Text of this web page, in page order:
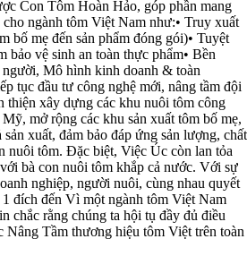
Con Tôm Hoàn Hảo, góp phần mang
ngành tôm Việt Nam như:• Truy xuất
bố mẹ đến sản phẩm đóng gói)• Tuyệt
vệ sinh an toàn thực phẩm• Bền
Mô hình kinh doanh & toàn
tục đầu tư công nghệ mới, nâng tầm đội
thiện xây dựng các khu nuôi tôm công
mở rộng các khu sản xuất tôm bố mẹ,
xuất, đảm bảo đáp ứng sản lượng, chất
nuôi tôm. Đặc biệt, Việc Úc còn lan tỏa
bà con nuôi tôm khắp cả nước. Với sự
nghiệp, người nuôi, cùng nhau quyết
đích đến Vì một ngành tôm Việt Nam
chắc rằng chúng ta hội tụ đầy đủ điều
Nâng Tầm thương hiệu tôm Việt trên toàn